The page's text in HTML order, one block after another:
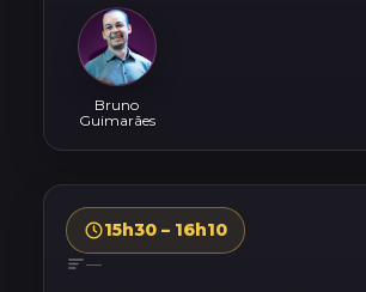
Bruno
Guimarães
15h30 – 16h10
—